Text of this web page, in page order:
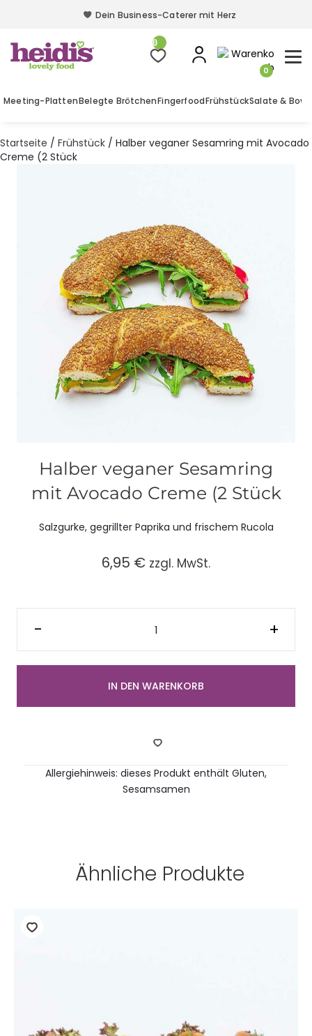
Dein Business-Caterer mit Herz
Dein Business-Caterer mit Herz
0
0
Meeting-PlattenBelegte BrötchenFingerfoodFrühstückSalate &
Startseite / Frühstück / Halber veganer Sesamring mit Avocado
Creme (2 Stück
Halber veganer Sesamring
mit Avocado Creme (2 Stück
Salzgurke, gegrillter Paprika und frischem Rucola
6,95 € zzgl. MwSt.
-
Halber
veganer
Sesamring
Avocado
Creme
Stück
Menge
+
IN DEN WARENKORB
Allergiehinweis: dieses Produkt enthält Gluten,
Sesamsamen
Ähnliche Produkte